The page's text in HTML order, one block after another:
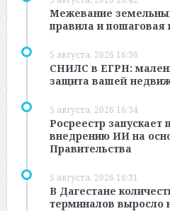
Межевание
правила и пошаговая
5 августа, 2026 16:36
СНИЛС в ЕГРН:
защита вашей
5 августа, 2026 16:34
Росреестр запускает
внедрению ИИ на
Правительства
5 августа, 2026 16:31
В Дагестане
терминалов выросло